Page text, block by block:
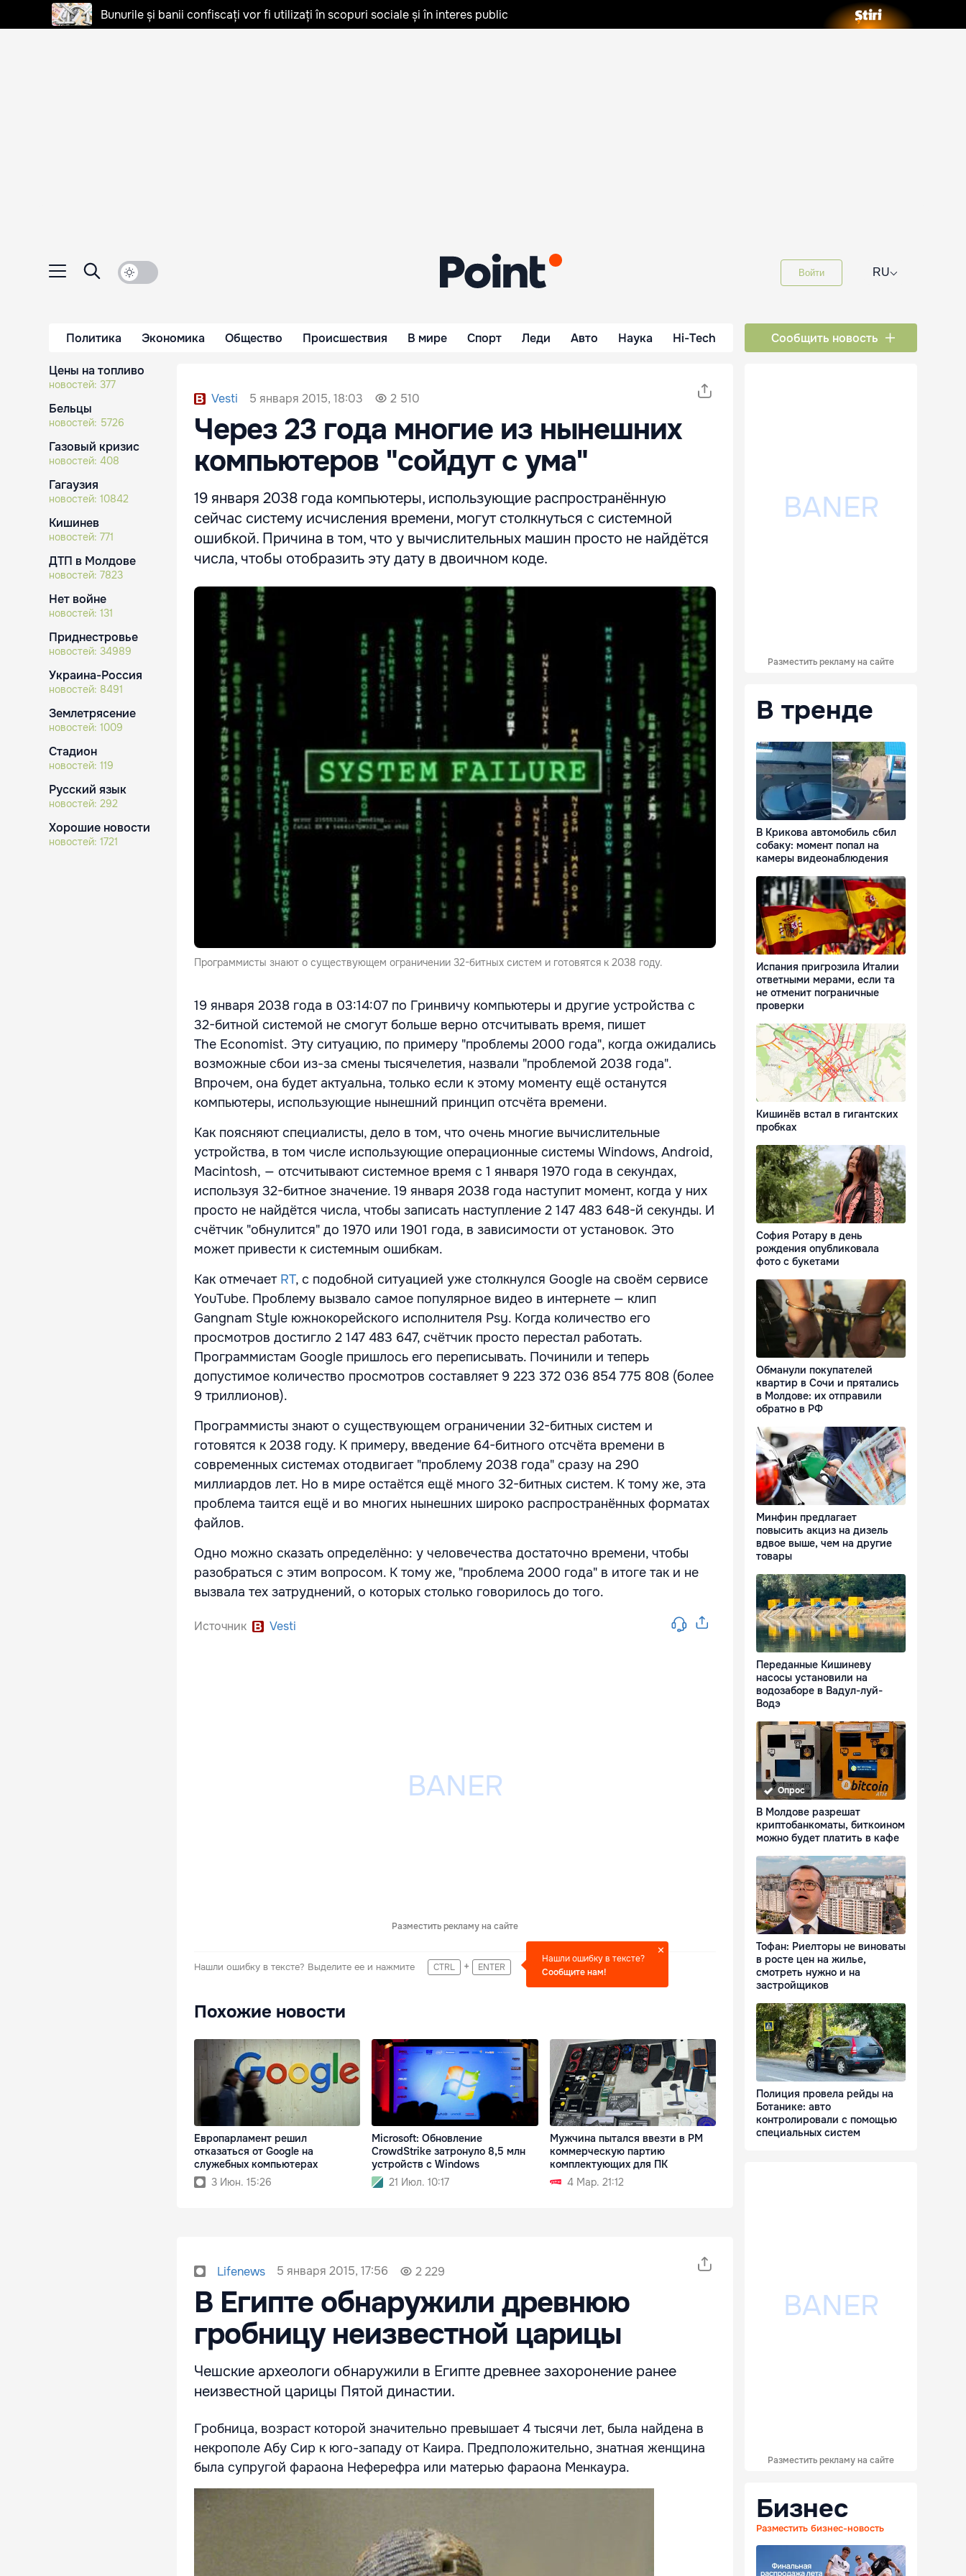
Bunurile și banii confiscați vor fi utilizați în scopuri sociale și în interes public
Войти RU⌵
Политика Экономика Общество Происшествия В мире Спорт Леди Авто Наука Hi-Tech Сообщить новость
Цены на топливо
новостей: 377
Бельцы
новостей: 5726
Газовый кризис
новостей: 408
Гагаузия
новостей: 10842
Кишинев
новостей: 771
ДТП в Молдове
новостей: 7823
Нет войне
новостей: 131
Приднестровье
новостей: 34989
Украина-Россия
новостей: 8491
Землетрясение
новостей: 1009
Стадион
новостей: 119
Русский язык
новостей: 292
Хорошие новости
новостей: 1721
Vesti 5 января 2015, 18:03 2 510
Через 23 года многие из нынешних
компьютеров "сойдут с ума"
19 января 2038 года компьютеры, использующие распространённую
сейчас систему исчисления времени, могут столкнуться с системной
ошибкой. Причина в том, что у вычислительных машин просто не найдётся
числа, чтобы отобразить эту дату в двоичном коде.
Программисты знают о существующем ограничении 32-битных систем и готовятся к 2038 году.
19 января 2038 года в 03:14:07 по Гринвичу компьютеры и другие устройства с
32-битной системой не смогут больше верно отсчитывать время, пишет
The Economist. Эту ситуацию, по примеру "проблемы 2000 года", когда ожидались
возможные сбои из-за смены тысячелетия, назвали "проблемой 2038 года".
Впрочем, она будет актуальна, только если к этому моменту ещё останутся
компьютеры, использующие нынешний принцип отсчёта времени.
Как поясняют специалисты, дело в том, что очень многие вычислительные
устройства, в том числе использующие операционные системы Windows, Android,
Macintosh, — отсчитывают системное время с 1 января 1970 года в секундах,
используя 32-битное значение. 19 января 2038 года наступит момент, когда у них
просто не найдётся числа, чтобы записать наступление 2 147 483 648-й секунды. И
счётчик "обнулится" до 1970 или 1901 года, в зависимости от установок. Это
может привести к системным ошибкам.
Как отмечает RT, c подобной ситуацией уже столкнулся Google на своём сервисе
YouTube. Проблему вызвало самое популярное видео в интернете — клип
Gangnam Style южнокорейского исполнителя Psy. Когда количество его
просмотров достигло 2 147 483 647, счётчик просто перестал работать.
Программистам Google пришлось его переписывать. Починили и теперь
допустимое количество просмотров составляет 9 223 372 036 854 775 808 (более
9 триллионов).
Программисты знают о существующем ограничении 32-битных систем и
готовятся к 2038 году. К примеру, введение 64-битного отсчёта времени в
современных системах отодвигает "проблему 2038 года" сразу на 290
миллиардов лет. Но в мире остаётся ещё много 32-битных систем. К тому же, эта
проблема таится ещё и во многих нынешних широко распространённых форматах
файлов.
Одно можно сказать определённо: у человечества достаточно времени, чтобы
разобраться с этим вопросом. К тому же, "проблема 2000 года" в итоге так и не
вызвала тех затруднений, о которых столько говорилось до того.
Источник Vesti
Разместить рекламу на сайте
Нашли ошибку в тексте? Выделите ее и нажмите CTRL + ENTER
Нашли ошибку в тексте?
Сообщите нам!
Похожие новости
Европарламент решил
отказаться от Google на
служебных компьютерах
3 Июн. 15:26
Microsoft: Обновление
CrowdStrike затронуло 8,5 млн
устройств с Windows
21 Июл. 10:17
Мужчина пытался ввезти в РМ
коммерческую партию
комплектующих для ПК
4 Мар. 21:12
Lifenews 5 января 2015, 17:56 2 229
В Египте обнаружили древнюю
гробницу неизвестной царицы
Чешские археологи обнаружили в Египте древнее захоронение ранее
неизвестной царицы Пятой династии.
Гробница, возраст которой значительно превышает 4 тысячи лет, была найдена в
некрополе Абу Сир к юго-западу от Каира. Предположительно, знатная женщина
была супругой фараона Неферефра или матерью фараона Менкаура.
Разместить рекламу на сайте
В тренде
В Крикова автомобиль сбил
собаку: момент попал на
камеры видеонаблюдения
Испания пригрозила Италии
ответными мерами, если та
не отменит пограничные
проверки
Кишинёв встал в гигантских
пробках
София Ротару в день
рождения опубликовала
фото с букетами
Обманули покупателей
квартир в Сочи и прятались
в Молдове: их отправили
обратно в РФ
Минфин предлагает
повысить акциз на дизель
вдвое выше, чем на другие
товары
Переданные Кишиневу
насосы установили на
водозаборе в Вадул-луй-
Водэ
Опрос
В Молдове разрешат
криптобанкоматы, биткоином
можно будет платить в кафе
Тофан: Риелторы не виноваты
в росте цен на жилье,
смотреть нужно и на
застройщиков
Полиция провела рейды на
Ботанике: авто
контролировали с помощью
специальных систем
Разместить рекламу на сайте
Бизнес
Разместить бизнес-новость